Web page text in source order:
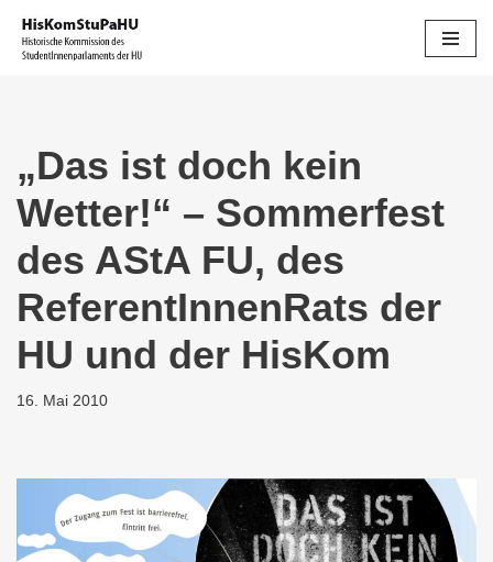
Zum
„Das ist doch kein
Wetter!“ – Sommerfest
des AStA FU, des
ReferentInnenRats der
HU und der HisKom
16. Mai 2010